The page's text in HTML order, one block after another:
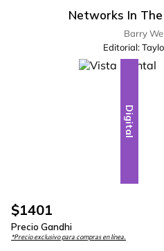
Networks In
Barry
Editorial:
Digital
$1401
Precio Gandhi
*Precio exclusivo para compras en línea.